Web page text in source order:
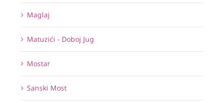
Maglaj
Matuzići - Doboj Jug
Mostar
Sanski Most